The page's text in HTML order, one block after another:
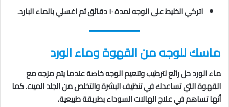
اتركي الخليط على الوجه لمدة ١٠ دقائق ثم اغسلي بالماء البارد.
ماسك للوجه من القهوة وماء الورد
ماء الورد حل رائع لترطيب وتنعيم الوجه خاصة عندما يتم مزجه مع
القهوة التي تساعدك في تنظيف البشرة والتخلص من الجلد الميت. كما
أنها تساهم في علاج الهالات السوداء بطريقة طبيعية.